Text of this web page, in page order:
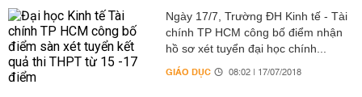
Ngày 17/7, Trường ĐH Kinh tế - Tài
chính TP HCM công bố điểm nhận
hồ sơ xét tuyển đại học chính...
GIÁO DỤC 08:02 | 17/07/2018